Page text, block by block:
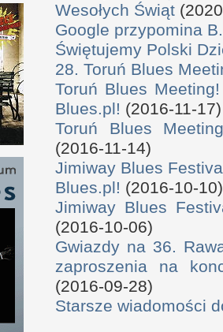
Wesołych Świąt
Google przypomina
Świętujemy Polski
28. Toruń Blues
Toruń Blues
Blues.pl! (2016-11-17)
Toruń Blues
(2016-11-14)
Jimiway Blues
Blues.pl! (2016-10-10)
Jimiway Blues
(2016-10-06)
Gwiazdy na 36.
zaproszenia na
(2016-09-28)
Starsze wiadomości